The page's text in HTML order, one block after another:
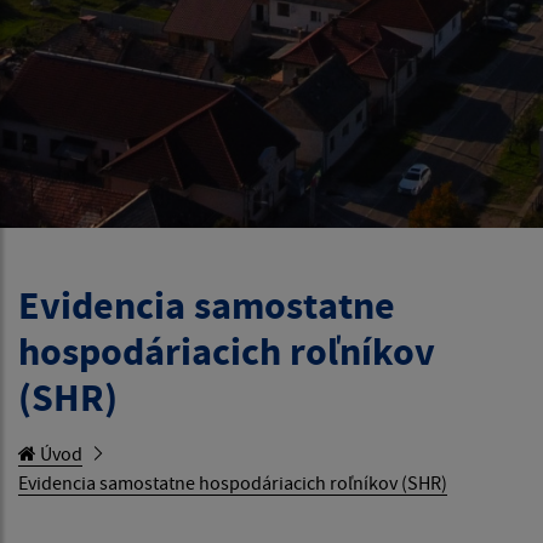
Evidencia samostatne
hospodáriacich roľníkov
(SHR)
Úvod
Evidencia samostatne hospodáriacich roľníkov (SHR)